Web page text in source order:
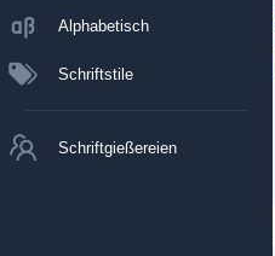
Alphabetisch
Schriftstile
Schriftgießereien